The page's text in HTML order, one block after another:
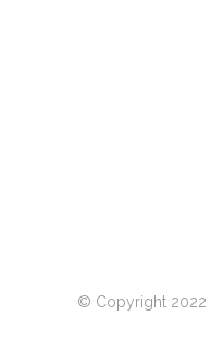
© Copyright 2022